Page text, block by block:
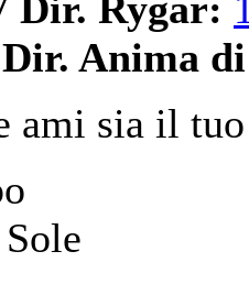
Anima
ami sia il